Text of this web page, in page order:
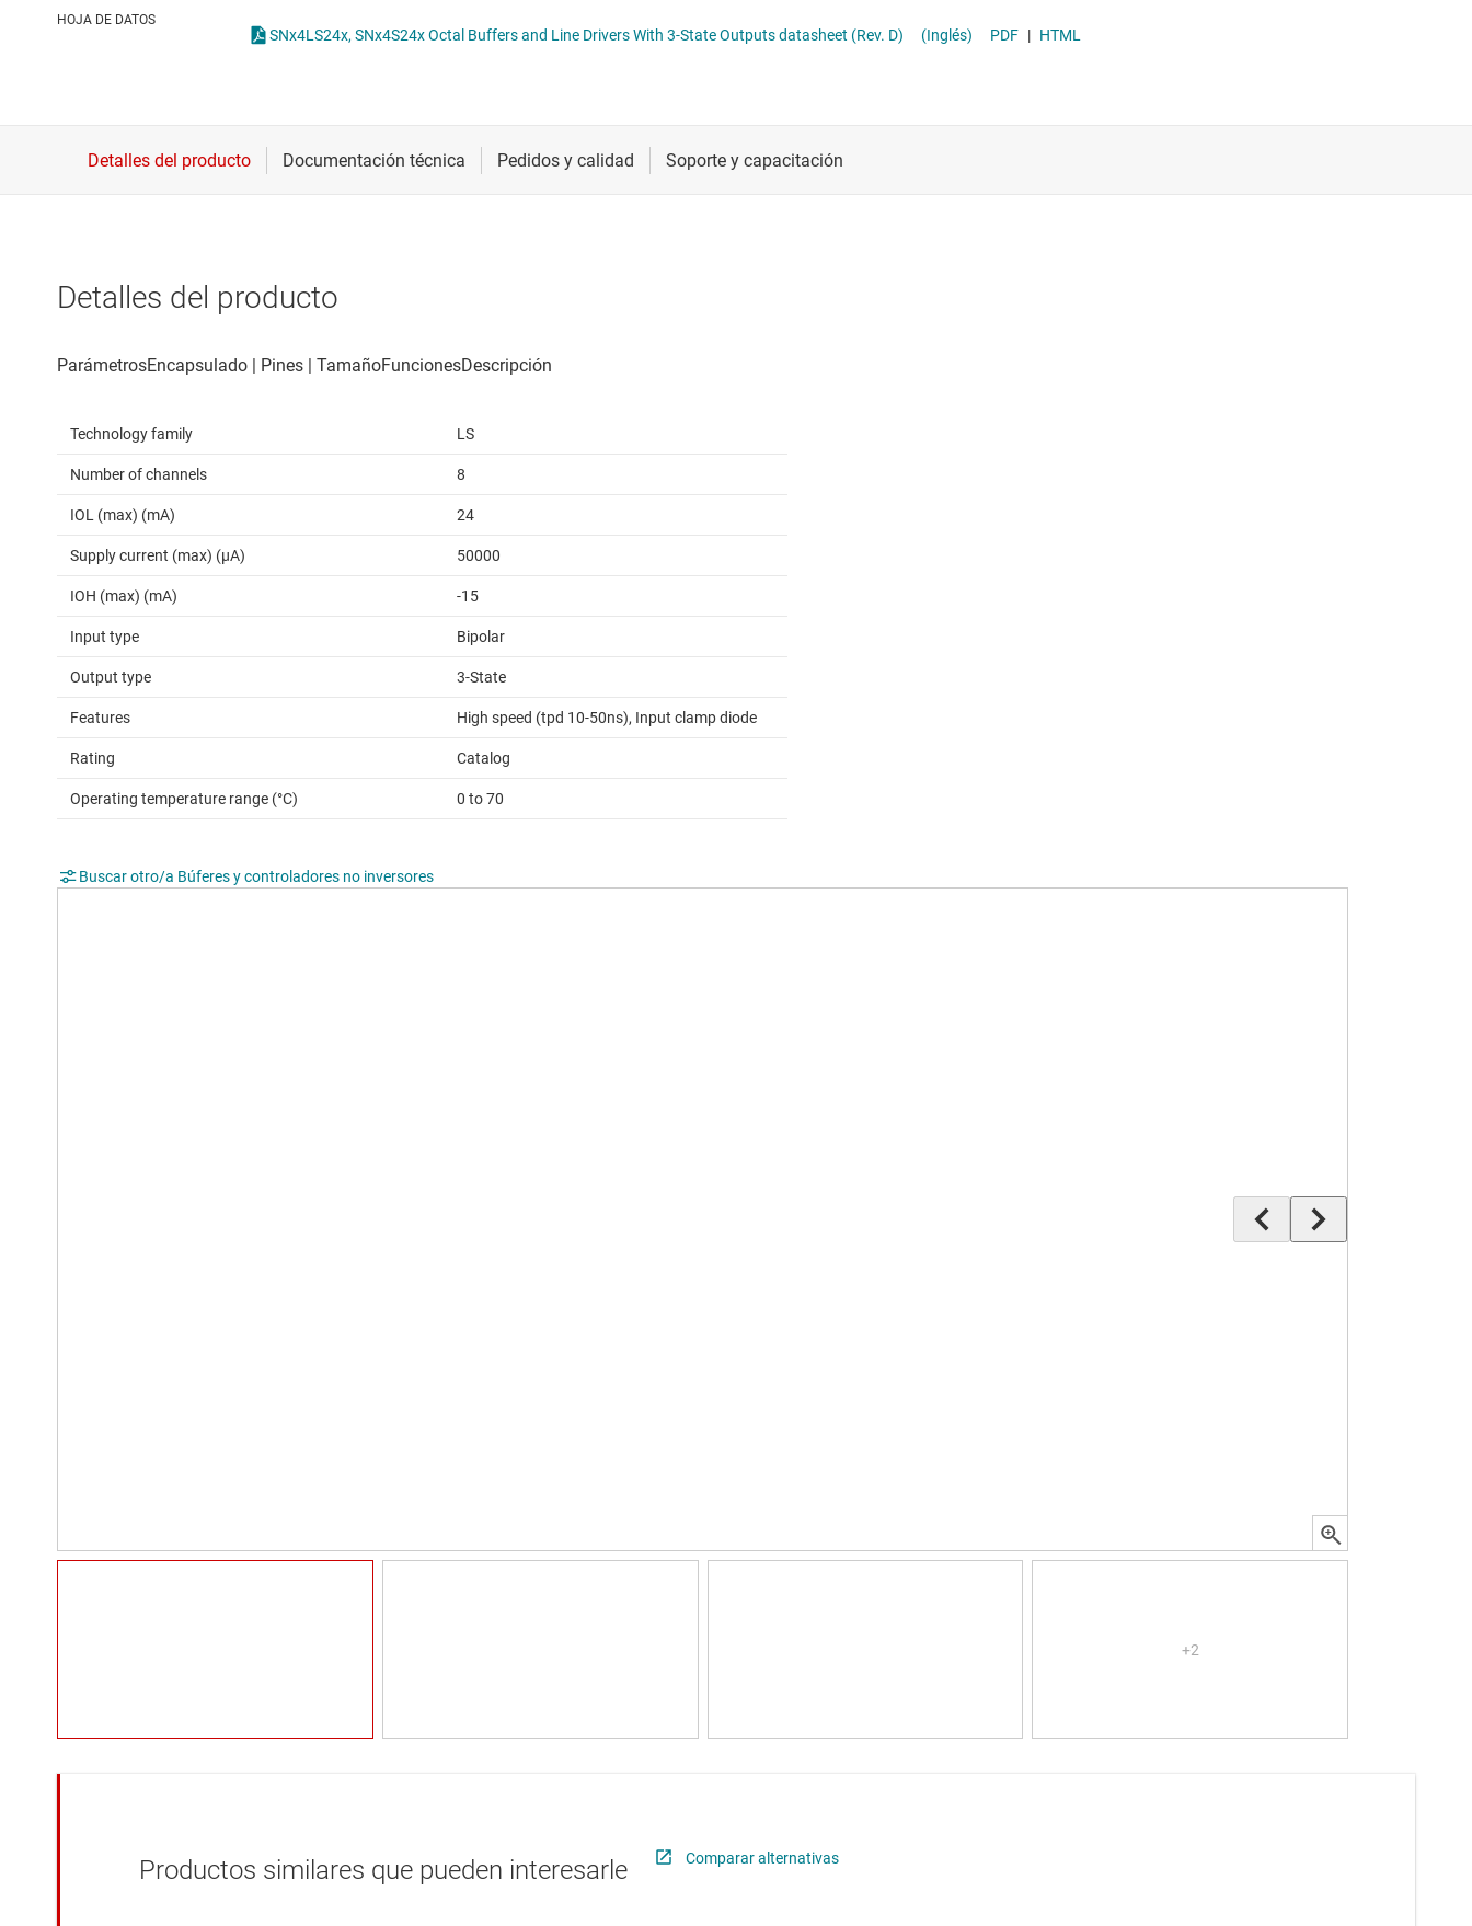
Interfaz Servicios de chip y oblea
HOJA DE DATOS
SNx4LS24x, SNx4S24x Octal Buffers and Line Drivers With 3-State Outputs datasheet (Rev. D) (Inglés) PDF | HTML
Detalles del producto
Technology family LS
Number of channels 8
IOL (max) (mA) 24
Supply current (max) (µA) 50000
IOH (max) (mA) -15
Input type Bipolar
Output type 3-State
Features High speed (tpd 10-50ns), Input clamp diode
Rating Catalog
Operating temperature range (°C) 0 to 70
Buscar otro/a Búferes y controladores no inversores
Productos similares que pueden interesarle Comparar alternativas